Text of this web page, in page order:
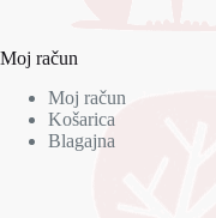
Moj račun
Moj račun
Košarica
Blagajna